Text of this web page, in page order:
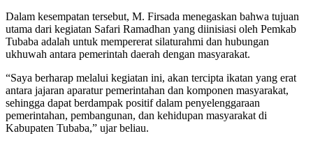
Dalam kesempatan tersebut, M. Firsada menegaskan bahwa tujuan
utama dari kegiatan Safari Ramadhan yang diinisiasi oleh Pemkab
Tubaba adalah untuk mempererat silaturahmi dan hubungan
ukhuwah antara pemerintah daerah dengan masyarakat.
“Saya berharap melalui kegiatan ini, akan tercipta ikatan yang erat
antara jajaran aparatur pemerintahan dan komponen masyarakat,
sehingga dapat berdampak positif dalam penyelenggaraan
pemerintahan, pembangunan, dan kehidupan masyarakat di
Kabupaten Tubaba,” ujar beliau.